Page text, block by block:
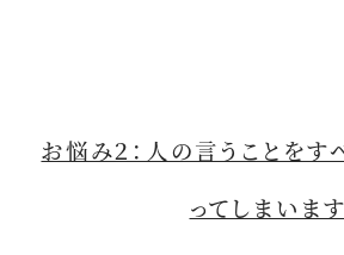
お悩み２：人の言うことをす
ってしまいます